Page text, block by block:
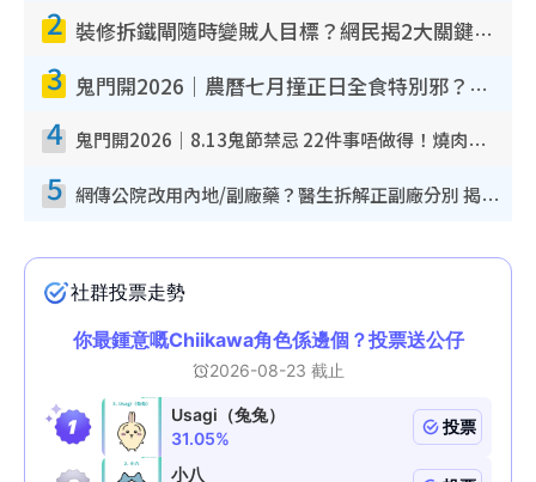
2 裝修拆鐵閘隨時變賊人目標？網民揭2大關鍵用途：裝新式等於白裝？附新舊鐵閘分別
3 鬼門開2026｜農曆七月撞正日全食特別邪？專家警告切忌做一事！揭4大禁忌+2招保平安
4 鬼門開2026｜8.13鬼節禁忌 22件事唔做得！燒肉、刺身要少食？半夜勿吹口哨/打呢個電話
5 網傳公院改用內地/副廠藥？醫生拆解正副廠分別 揭4類人換藥隨時出事